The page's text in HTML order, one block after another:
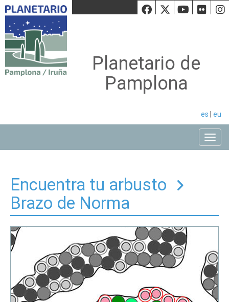
Facebook
Twiiter
Planetario de
Pamplona
es eu
Encuentra tu arbusto
Brazo de Norma